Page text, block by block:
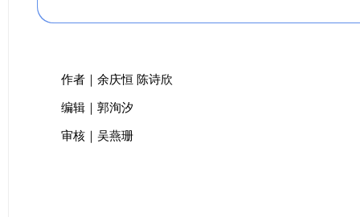
作者｜余庆恒 陈诗欣
编辑｜郭洵汐
审核｜吴燕珊